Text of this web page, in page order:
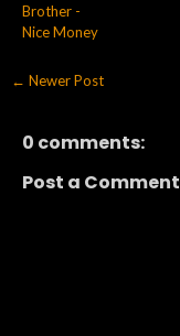
Brother -
Nice Money
← Newer Post
0 comments:
Post a Comment